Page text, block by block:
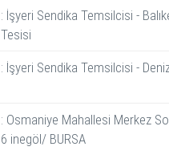
: İşyeri Sendika Temsilcisi -
Tesisi
: İşyeri Sendika Temsilcisi -
: Osmaniye Mahallesi Merkez
6 inegöl/ BURSA